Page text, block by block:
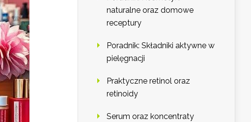
naturalne oraz domowe
receptury
Poradnik: Składniki aktywne w
pielęgnacji
Praktyczne retinol oraz
retinoidy
Serum oraz koncentraty